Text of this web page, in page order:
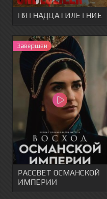
ПЯТНАДЦАТИЛЕТНИЕ
Завершен
РАССВЕТ ОСМАНСКОЙ
ИМПЕРИИ